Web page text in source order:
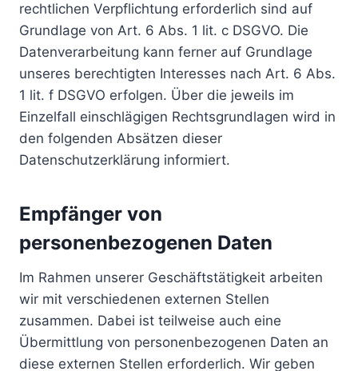
rechtlichen Verpflichtung erforderlich sind auf
Grundlage von Art. 6 Abs. 1 lit. c DSGVO. Die
Datenverarbeitung kann ferner auf Grundlage
unseres berechtigten Interesses nach Art. 6 Abs.
1 lit. f DSGVO erfolgen. Über die jeweils im
Einzelfall einschlägigen Rechtsgrundlagen wird in
den folgenden Absätzen dieser
Datenschutzerklärung informiert.
Empfänger von
personenbezogenen Daten
Im Rahmen unserer Geschäftstätigkeit arbeiten
wir mit verschiedenen externen Stellen
zusammen. Dabei ist teilweise auch eine
Übermittlung von personenbezogenen Daten an
diese externen Stellen erforderlich. Wir geben